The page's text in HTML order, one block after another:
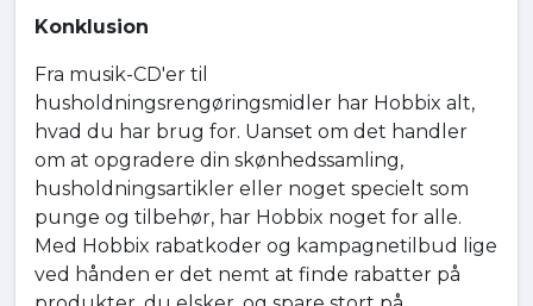
Konklusion
Fra musik-CD'er til
husholdningsrengøringsmidler har Hobbix alt,
hvad du har brug for. Uanset om det handler
om at opgradere din skønhedssamling,
husholdningsartikler eller noget specielt som
punge og tilbehør, har Hobbix noget for alle.
Med Hobbix rabatkoder og kampagnetilbud lige
ved hånden er det nemt at finde rabatter på